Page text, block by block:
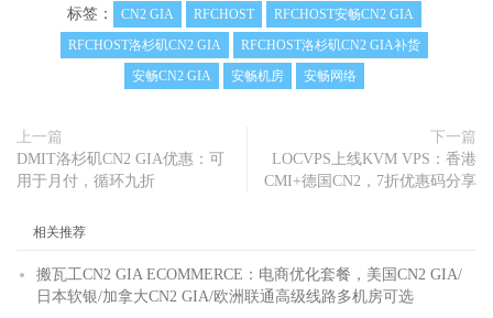
标签： CN2 GIA RFCHOST
RFCHOST安畅CN2 GIA
RFCHOST洛杉矶CN2 GIA
RFCHOST洛杉矶CN2 GIA补货
安畅CN2 GIA
安畅机房 安畅网络
上一篇
DMIT洛杉矶CN2 GIA优惠：可
用于月付，循环九折
下一篇
LOCVPS上线KVM VPS：香港
CMI+德国CN2，7折优惠码分享
相关推荐
搬瓦工CN2 GIA ECOMMERCE：电商优化套餐，美国CN2 GIA/
日本软银/加拿大CN2 GIA/欧洲联通高级线路多机房可选